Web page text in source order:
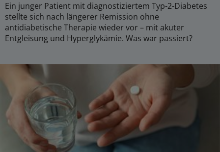
Ein junger Patient mit diagnostiziertem Typ-2-Diabetes
stellte sich nach längerer Remission ohne
antidiabetische Therapie wieder vor – mit akuter
Entgleisung und Hyperglykämie. Was war passiert?